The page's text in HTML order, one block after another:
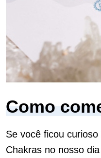
Como
Se você ficou
Chakras no nosso